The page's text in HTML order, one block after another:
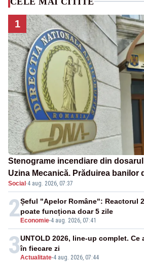
1
Stenograme incendiare din
Uzina Mecanică. Prăduirea banilor
SAFE, interceptată de DNA
Social ·4 aug. 2026, 07:37
2 Economie-4 aug. 2026, 07:41
Șeful "Apelor Române": Reactorul
poate funcționa doar 5 zile
3Actualitate-4 aug. 2026, 07:44
UNTOLD 2026, line-up complet.
în fiecare zi